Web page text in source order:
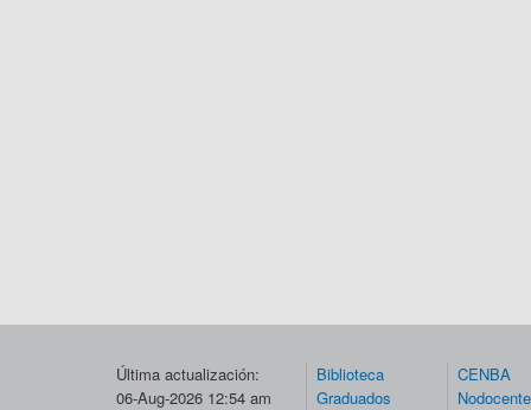
Última actualización:
06-Aug-2026 12:54 am
Biblioteca
Graduados
CENBA